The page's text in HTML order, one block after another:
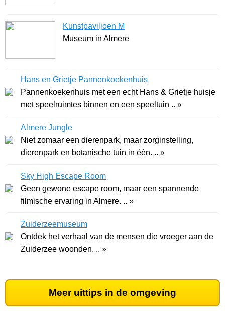
Kunstpaviljoen M
Museum in Almere
Hans en Grietje Pannenkoekenhuis
Pannenkoekenhuis met een echt Hans & Grietje huisje
met speelruimtes binnen en een speeltuin .. »
Almere Jungle
Niet zomaar een dierenpark, maar zorginstelling,
dierenpark en botanische tuin in één. .. »
Sky High Escape Room
Geen gewone escape room, maar een spannende
filmische ervaring in Almere. .. »
Zuiderzeemuseum
Ontdek het verhaal van de mensen die vroeger aan de
Zuiderzee woonden. .. »
Meer uittips in de omgeving